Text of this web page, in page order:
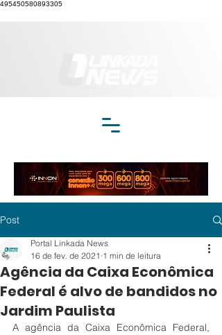
495450580893305
Post
Agência da Caixa Econômica
Federal é alvo de bandidos no
Jardim Paulista
Portal Linkada News
16 de fev. de 2021 1 min de leitura
A agência da Caixa Econômica Federal,